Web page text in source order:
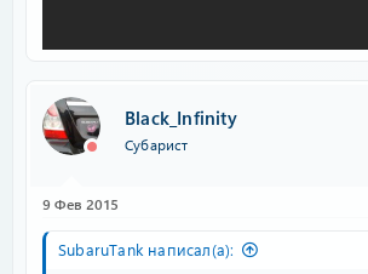
Black_Infinity
Субарист
9 Фев 2015
SubaruTank написал(а):